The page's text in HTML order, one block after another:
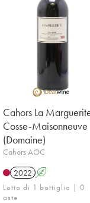
Cahors La
Cosse-Maisonneuve
(Domaine)
Cahors AOC
2022 A
Lotto di 1 bottiglia | 0
aste